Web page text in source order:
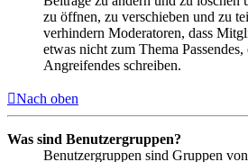
zu öffnen, zu verschieben und zu
verhindern Moderatoren, dass
etwas nicht zum Thema
Angreifendes schreiben.
Nach oben
Was sind Benutzergruppen?
Benutzergruppen sind Gruppen